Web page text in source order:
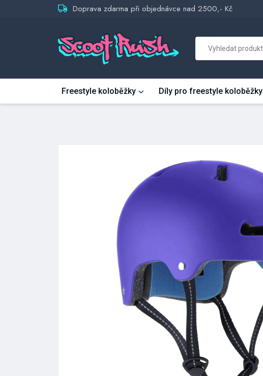
Doprava zdarma při objednávce nad 2500,- Kč
Freestyle koloběžky Díly pro freestyle koloběžky